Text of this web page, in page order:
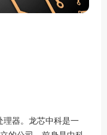
理器。龙芯中科是一